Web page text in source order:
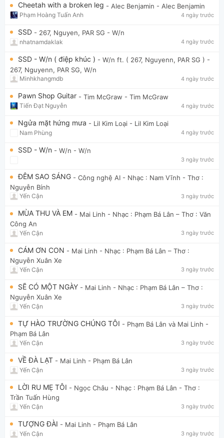
Cheetah with a broken leg - Alec Benjamin - Alec Benjamin
Phạm Hoàng Tuấn Anh 4 ngày trước
SSD - 267, Nguyen, PAR SG - W/n
nhatnamdaklak 4 ngày trước
SSD - W/n ( điệp khúc ) - W/n ft. ( 267, Nguyenn, PAR SG ) -
267, Nguyenn, PAR SG, W/n
Minhkhangmdb 4 ngày trước
Pawn Shop Guitar - Tim McGraw - Tim McGraw
Tiến Đạt Nguyễn 4 ngày trước
Ngửa mặt hứng mưa - Lil Kim Loại - Lil Kim Loại
Nam Phùng 4 ngày trước
SSD - W/n - W/n - W/n
3 ngày trước
ĐÊM SAO SÁNG - Công nghệ AI - Nhạc : Nam Vĩnh - Thơ :
Nguyễn Bính
Yến Cận 3 ngày trước
MÙA THU VÀ EM - Mai Linh - Nhạc : Phạm Bá Lân – Thơ : Văn
Công An
Yến Cận 3 ngày trước
CÁM ƠN CON - Mai Linh - Nhạc : Phạm Bá Lân – Thơ :
Nguyễn Xuân Xe
Yến Cận 3 ngày trước
SẼ CÓ MỘT NGÀY - Mai Linh - Nhạc : Phạm Bá Lân – Thơ :
Nguyễn Xuân Xe
Yến Cận 3 ngày trước
TỰ HÀO TRƯỜNG CHÚNG TÔI - Phạm Bá Lân và Mai Linh -
Phạm Bá Lân
Yến Cận 3 ngày trước
VỀ ĐÀ LẠT - Mai Linh - Phạm Bá Lân
Yến Cận 3 ngày trước
LỜI RU MẸ TÔI - Ngọc Châu - Nhạc : Phạm Bá Lân - Thơ :
Trần Tuấn Hùng
Yến Cận 3 ngày trước
TƯỢNG ĐÀI - Mai Linh - Phạm Bá Lân
Yến Cận 3 ngày trước